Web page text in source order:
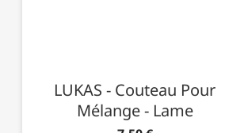
LUKAS - Couteau Pour
Mélange - Lame